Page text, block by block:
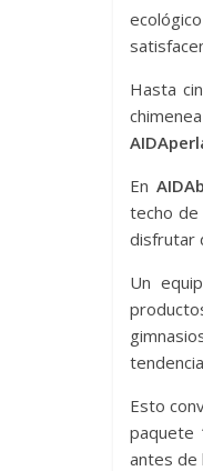
Hasta
En
techo de
disfrutar
Un
Esto
paquete
antes de